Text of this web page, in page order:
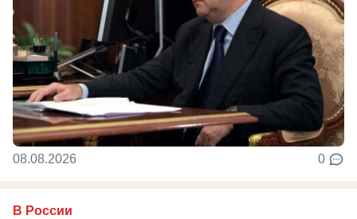
08.08.2026 0
В России